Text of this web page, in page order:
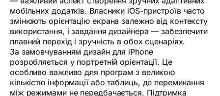
мобільних додатків. Власники iOS-пристроїв часто
змінюють орієнтацію екрана залежно від контексту
використання, і завдання дизайнера — забезпечити
плавний перехід і зручність в обох сценаріях.
За замовчуванням дизайн для iPhone
розробляється у портретній орієнтації. Це
особливо важливо для програм з великою
кількістю інформації або таблиць, де перемикання
між режимами не передбачається. Підтримка